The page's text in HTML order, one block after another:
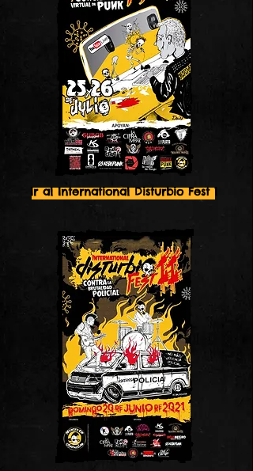
Ir al International Disturbio Fest 1